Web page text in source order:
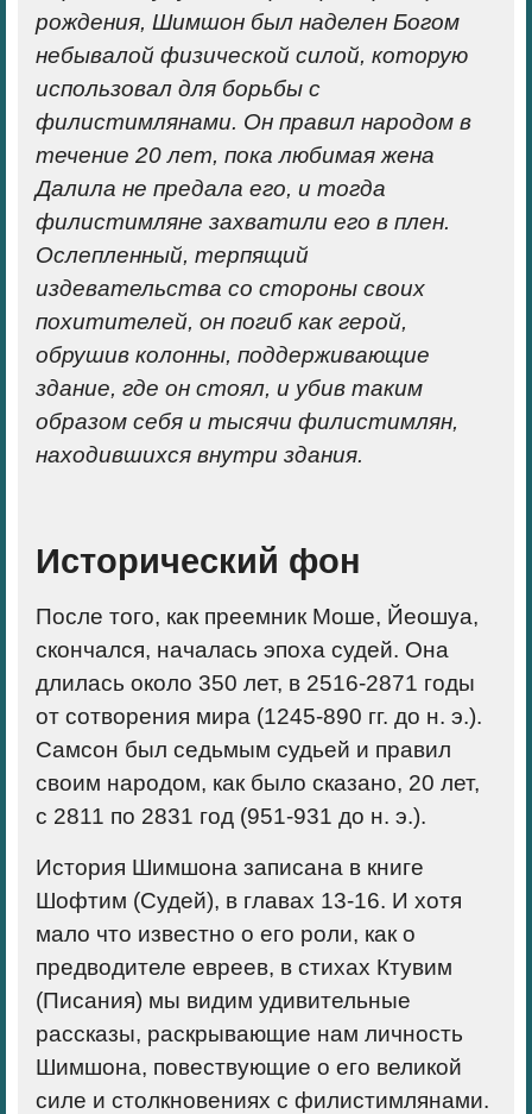
рождения, Шимшон был наделен Богом
небывалой физической силой, которую
использовал для борьбы с
филистимлянами. Он правил народом в
течение 20 лет, пока любимая жена
Далила не предала его, и тогда
филистимляне захватили его в плен.
Ослепленный, терпящий
издевательства со стороны своих
похитителей, он погиб как герой,
обрушив колонны, поддерживающие
здание, где он стоял, и убив таким
образом себя и тысячи филистимлян,
находившихся внутри здания.
Исторический фон
После того, как преемник Моше, Йеошуа,
скончался, началась эпоха судей. Она
длилась около 350 лет, в 2516-2871 годы
от сотворения мира (1245-890 гг. до н. э.).
Самсон был седьмым судьей и правил
своим народом, как было сказано, 20 лет,
с 2811 по 2831 год (951-931 до н. э.).
История Шимшона записана в книге
Шофтим (Судей), в главах 13-16. И хотя
мало что известно о его роли, как о
предводителе евреев, в стихах Ктувим
(Писания) мы видим удивительные
рассказы, раскрывающие нам личность
Шимшона, повествующие о его великой
силе и столкновениях с филистимлянами.